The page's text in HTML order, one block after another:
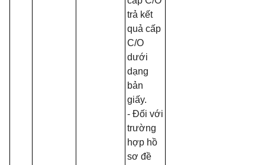
trả kết
quả cấp
C/O
dưới
dạng
bản
giấy.
- Đối với
trường
hợp hồ
sơ đề